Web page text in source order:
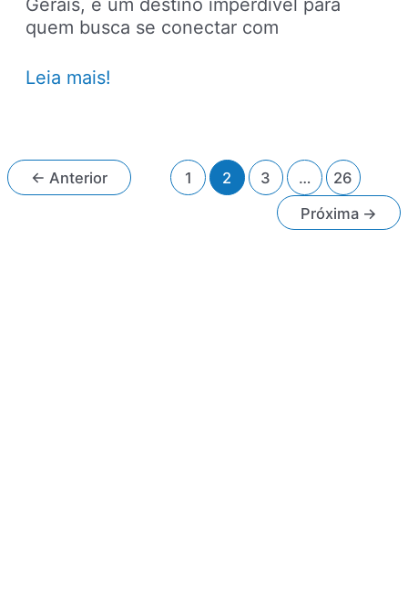
Gerais, é um destino imperdível para
quem busca se conectar com
Centro
uma
bela
Leia mais!
Paginação
de
← Anterior 1 2 3 …
26
Próxima →